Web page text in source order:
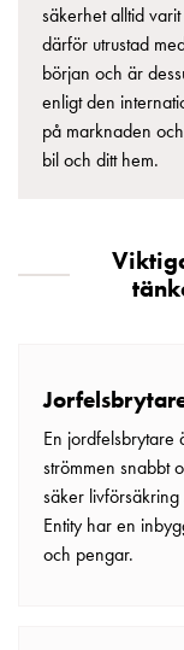
säkerhet alltid
därför utrustad
början och är
enligt den
på marknaden
bil och ditt hem.
En jordfelsbrytare
strömmen snabbt
säker
Entity har en
och pengar.